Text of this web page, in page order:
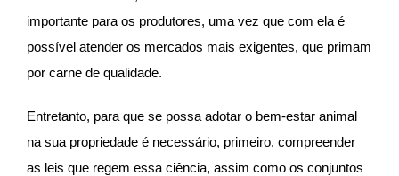
importante para os produtores, uma vez que com ela é
possível atender os mercados mais exigentes, que primam
por carne de qualidade.
Entretanto, para que se possa adotar o bem-estar animal
na sua propriedade é necessário, primeiro, compreender
as leis que regem essa ciência, assim como os conjuntos